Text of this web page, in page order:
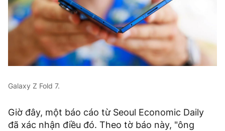
Galaxy Z Fold 7.
Giờ đây, một báo cáo từ Seoul Economic Daily
đã xác nhận điều đó. Theo tờ báo này, "ông